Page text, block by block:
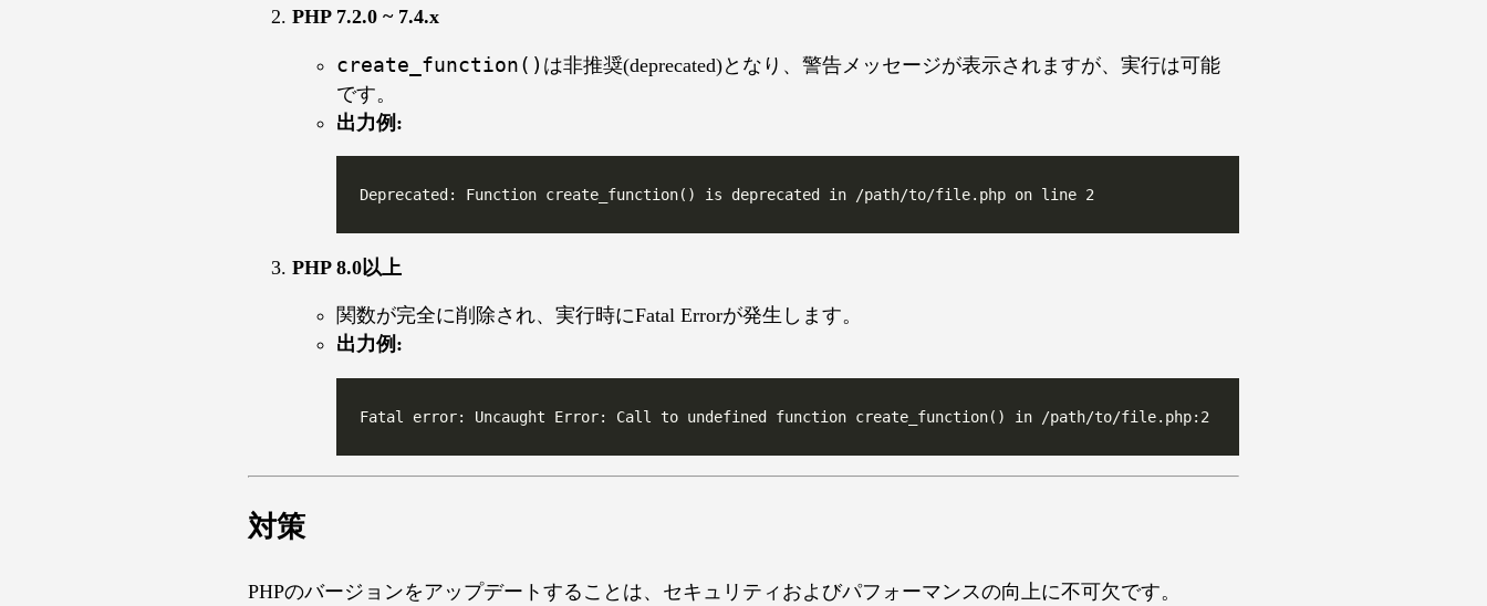
PHP 7.2.0 ~ 7.4.x
create_function() は非推奨(deprecated)となり、警告メッセージが表示されますが、実行は可能
です。
出力例:
PHP 8.0以上
関数が完全に削除され、実行時にFatal Errorが発生します。
出力例:
対策
PHPのバージョンをアップデートすることは、セキュリティおよびパフォーマンスの向上に不可欠です。